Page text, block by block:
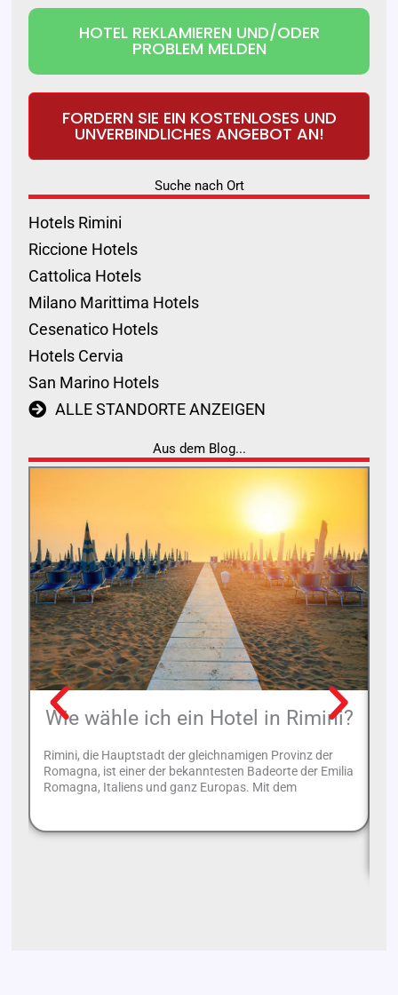
HOTEL REKLAMIEREN UND/ODER
PROBLEM MELDEN
FORDERN SIE EIN KOSTENLOSES UND
UNVERBINDLICHES ANGEBOT AN!
Suche nach Ort
Hotels Rimini
Riccione Hotels
Cattolica Hotels
Milano Marittima Hotels
Cesenatico Hotels
Hotels Cervia
San Marino Hotels
ALLE STANDORTE ANZEIGEN
Aus dem Blog...
Wie wähle ich ein Hotel in Rimini?
Rimini, die Hauptstadt der gleichnamigen Provinz der
Romagna, ist einer der bekanntesten Badeorte der Emilia
Romagna, Italiens und ganz Europas. Mit dem